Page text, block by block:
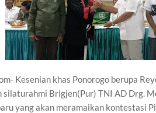
Kesenian khas Ponorogo berupa
Brigjen(Pur) TNI AD Drg.
yang akan meramaikan kontestasi